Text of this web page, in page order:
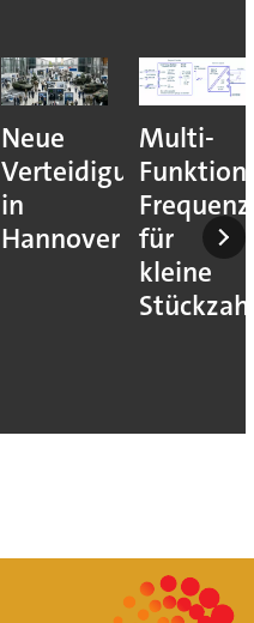
Neue
Verteidigungsmesse
in
Hannover
Multi-
für
kleine